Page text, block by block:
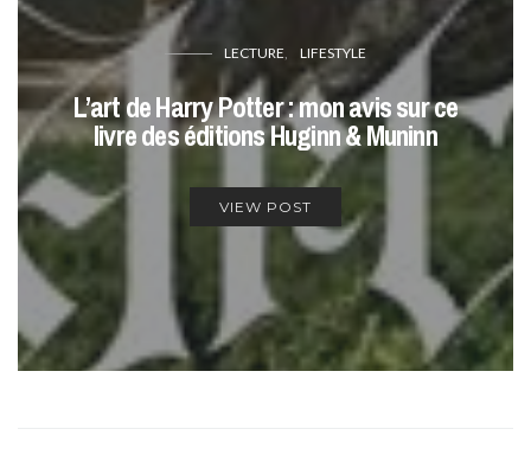
LECTURE LIFESTYLE
L’art de Harry Potter : mon avis sur ce
livre des éditions Huginn & Muninn
VIEW POST